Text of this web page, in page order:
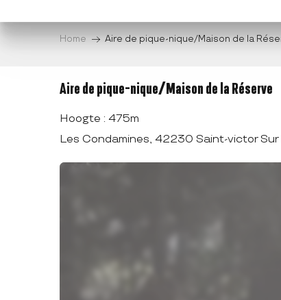
au
Home Aire de pique-nique/Maison de la
Aire de pique-nique/Maison de la Réserve
Hoogte : 475m
Les Condamines, 42230 Saint-victor